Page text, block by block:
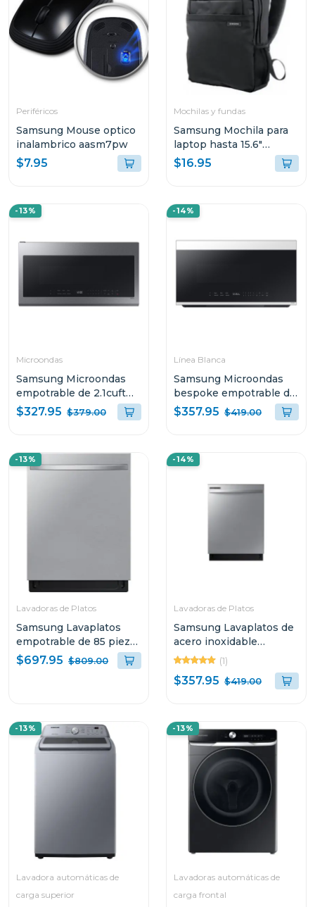
Periféricos
Samsung Mouse optico
inalambrico aasm7pw
$7.95
Mochilas y fundas
Samsung Mochila para
laptop hasta 15.6"
aabp2nm
$16.95
-13%
Microondas
Samsung Microondas
empotrable de 2.1cuft
con extractor de grasa
me21dg6300sr
$327.95 $379.00
-14%
Línea Blanca
Samsung Microondas
bespoke empotrable de
2.1cuft con auto
dimming glass
$357.95 $419.00
-13%
Lavadoras de Platos
Samsung Lavaplatos
empotrable de 85 piezas
compatible con
smartthings diseño
$697.95 $809.00
-14%
Lavadoras de Platos
Samsung Lavaplatos de
acero inoxidable
empotrable de 24"
dw80cg4021
(1)
$357.95 $419.00
-13%
Lavadora automáticas de
carga superior
-13%
Lavadoras automáticas de
carga frontal